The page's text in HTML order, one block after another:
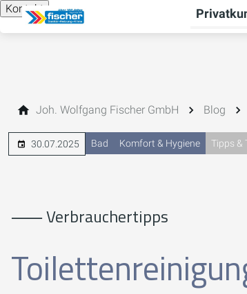
Kontakt
Joh. Wolfgang Fischer GmbH Blog
30.07.2025 Bad Komfort & Hygiene Tipps &
⸺ Verbrauchertipps